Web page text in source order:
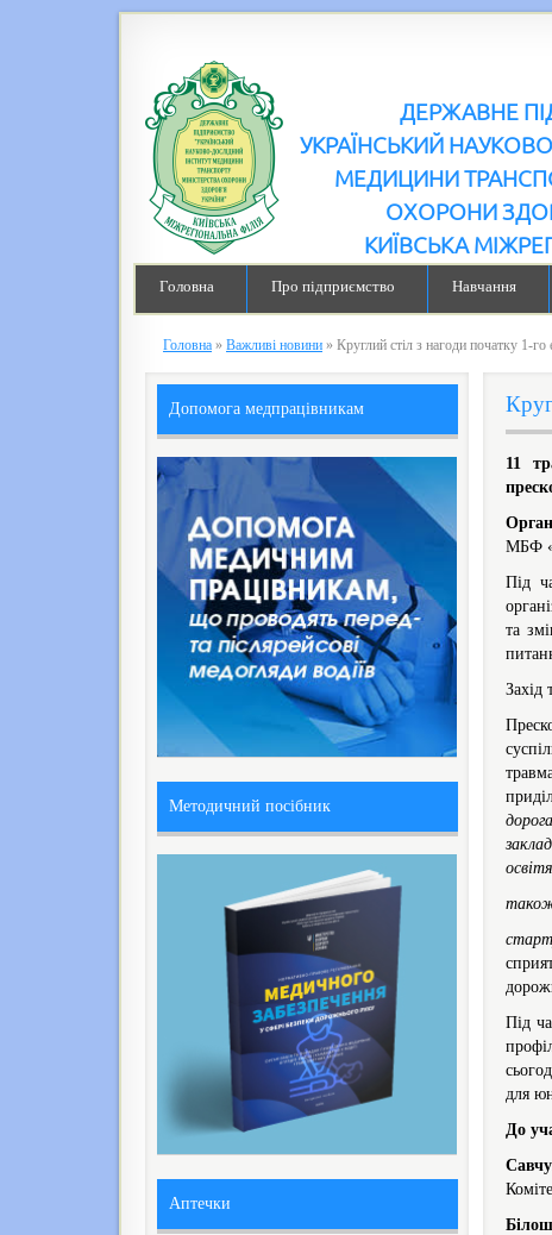
ДЕРЖАВНЕ
УКРАЇНСЬКИЙ
МЕДИЦИНИ
ОХОРОНИ
КИЇВСЬКА
Головна Про підприємство Навчання
Головна » Важливі новини » Круглий стіл з нагоди початку
11
МБФ
Під
та
Захід
також
Під
для
До
Допомога медпрацівникам
Методичний посібник
Аптечки